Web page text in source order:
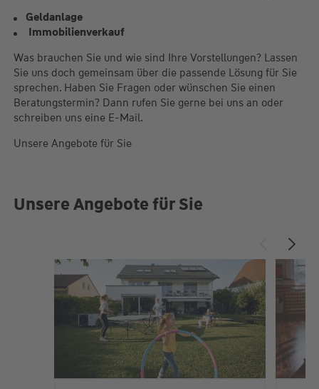
Geldanlage
Immobilienverkauf
Was brauchen Sie und wie sind Ihre Vorstellungen? Lassen
Sie uns doch gemeinsam über die passende Lösung für Sie
sprechen. Haben Sie Fragen oder wünschen Sie einen
Beratungstermin? Dann rufen Sie gerne bei uns an oder
schreiben uns eine E-Mail.
Unsere Angebote für Sie
Unsere Angebote für Sie